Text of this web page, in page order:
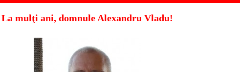
La mulţi ani, domnule Alexandru Vladu!